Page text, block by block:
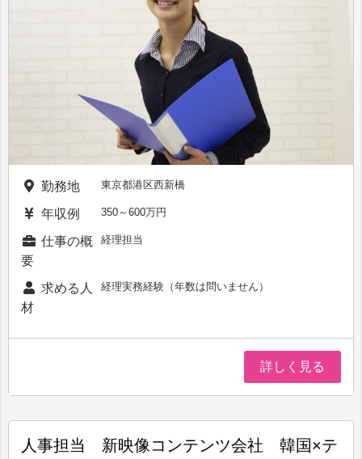
勤務地 東京都港区西新橋
年収例 350～600万円
仕事の概
要
経理担当
求める人
材
経理実務経験（年数は問いません）
詳しく見る
人事担当 新映像コンテンツ会社 韓国×テ